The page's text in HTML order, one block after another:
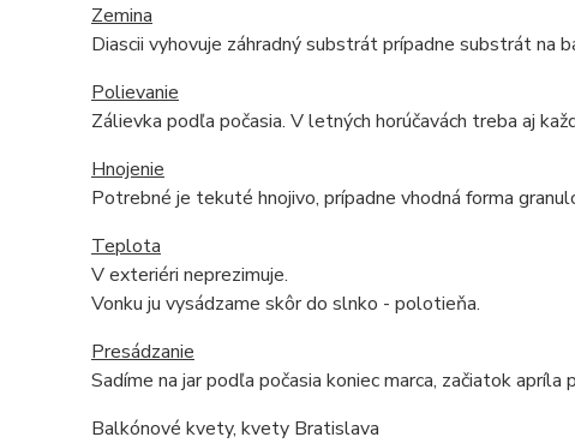
Zemina
Diascii vyhovuje záhradný substrát prípadne substrát na
Polievanie
Zálievka podľa počasia. V letných horúčavách treba aj
Hnojenie
Potrebné je tekuté hnojivo, prípadne vhodná forma
Teplota
V exteriéri neprezimuje.
Vonku ju vysádzame skôr do slnko - polotieňa.
Presádzanie
Sadíme na jar podľa počasia koniec marca, začiatok apríla
Balkónové kvety, kvety Bratislava